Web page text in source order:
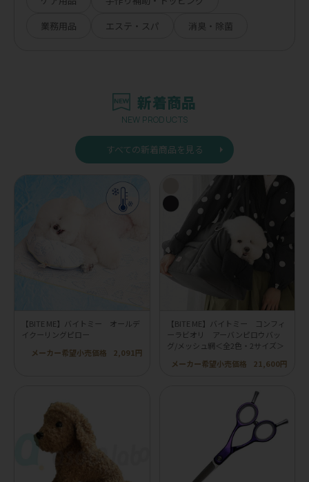
業務用品
エステ・スパ 消臭・除菌
新着商品
NEW PRODUCTS
すべての新着商品を見る
【BITE ME】バイトミー オールデ
イクーリングピロー
メーカー希望小売価格
2,091円
【BITE ME】バイトミー コンフィ
ーラビオリ アーバンピロウバッ
グ/メッシュ網＜全2色・2サイズ＞
メーカー希望小売価格
21,600円